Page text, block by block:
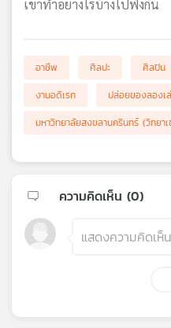
เขาทำอย่างไรบ้างไปฟังกัน
อาชีพ ศิลปะ ศิลปิน
งานอดิเรก
ปล่อยของลองเ
มหาวิทยาลัยสงขลานครินทร์ (วิทยา
ความคิดเห็น (0)